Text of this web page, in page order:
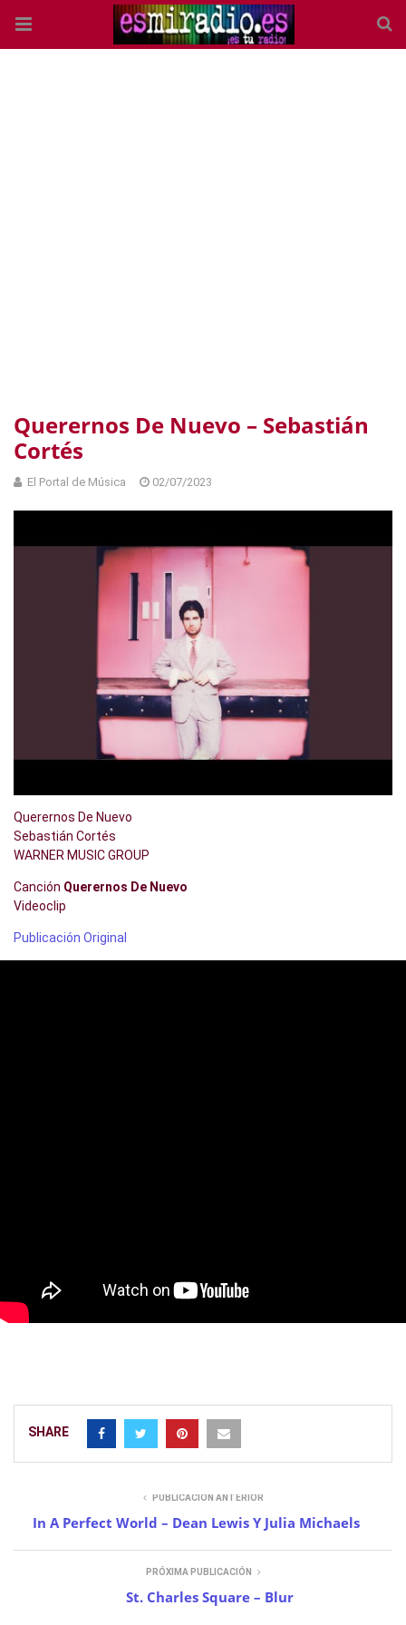
Querernos De Nuevo – Sebastián
Cortés
El Portal de Música 02/07/2023
Querernos De Nuevo
Sebastián Cortés
WARNER MUSIC GROUP
Canción Querernos De Nuevo
Videoclip
Publicación Original
SHARE
PUBLICACIÓN ANTERIOR
In A Perfect World – Dean Lewis Y Julia Michaels
PRÓXIMA PUBLICACIÓN
St. Charles Square – Blur